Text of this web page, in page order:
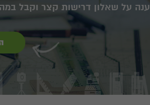
ענה על שאלון דרישות קצר וקבל